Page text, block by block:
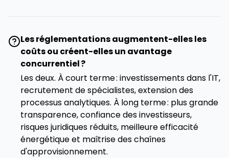
Les réglementations augmentent-elles les
coûts ou créent-elles un avantage
concurrentiel ?
Les deux. À court terme : investissements dans l'IT,
recrutement de spécialistes, extension des
processus analytiques. À long terme : plus grande
transparence, confiance des investisseurs,
risques juridiques réduits, meilleure efficacité
énergétique et maîtrise des chaînes
d'approvisionnement.